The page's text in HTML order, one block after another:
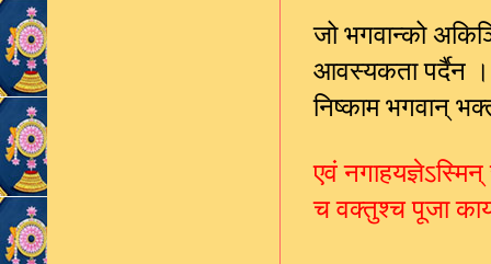
जो भगवान्को
आवस्यकता पर्दैन
निष्काम भगवान्
एवं
च वक्तुश्च पूजा